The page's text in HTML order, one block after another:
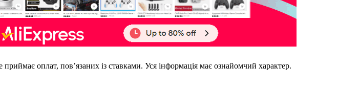
приймає оплат, пов’язаних із ставками. Уся інформація має ознайомчий характер.